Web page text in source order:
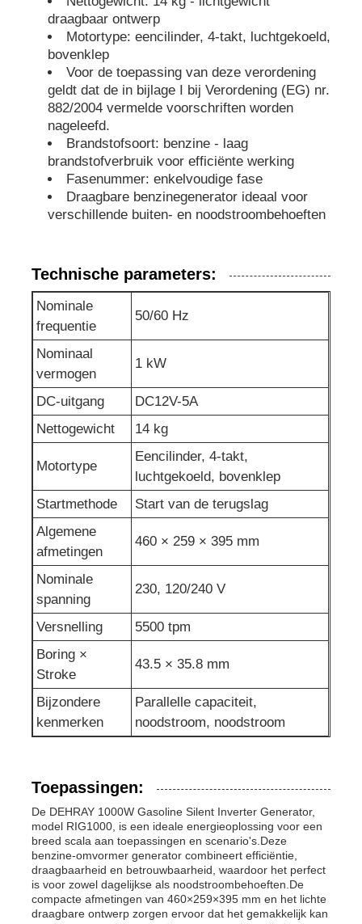
afvalwaterpomp
draagbaar ontwerp
Motortype: eencilinder, 4-takt, luchtgekoeld,
bovenklep
Voor de toepassing van deze verordening
geldt dat de in bijlage I bij Verordening (EG) nr.
882/2004 vermelde voorschriften worden
nageleefd.
Brandstofsoort: benzine - laag
brandstofverbruik voor efficiënte werking
Fasenummer: enkelvoudige fase
Draagbare benzinegenerator ideaal voor
verschillende buiten- en noodstroombehoeften
Technische parameters:
Nominale
frequentie
50/60 Hz
Nominaal
vermogen
1 kW
DC-uitgang
DC12V-5A
Nettogewicht
14 kg
Motortype
Eencilinder, 4-takt,
luchtgekoeld, bovenklep
Startmethode
Start van de terugslag
Algemene
afmetingen
460 × 259 × 395 mm
Nominale
spanning
230, 120/240 V
Versnelling
5500 tpm
Boring ×
Stroke
43.5 × 35.8 mm
Bijzondere
kenmerken
Parallelle capaciteit,
noodstroom, noodstroom
Toepassingen:
De DEHRAY 1000W Gasoline Silent Inverter Generator,
model RIG1000, is een ideale energieoplossing voor een
breed scala aan toepassingen en scenario's.Deze
benzine-omvormer generator combineert efficiëntie,
draagbaarheid en betrouwbaarheid, waardoor het perfect
is voor zowel dagelijkse als noodstroombehoeften.De
compacte afmetingen van 460×259×395 mm en het lichte
draagbare ontwerp zorgen ervoor dat het gemakkelijk kan